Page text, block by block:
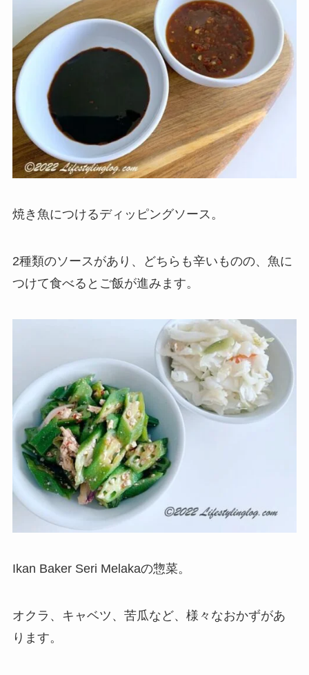
焼き魚につけるディッピングソース。
2種類のソースがあり、どちらも辛いものの、魚に
つけて食べるとご飯が進みます。
Ikan Baker Seri Melakaの惣菜。
オクラ、キャベツ、苦瓜など、様々なおかずがあ
ります。